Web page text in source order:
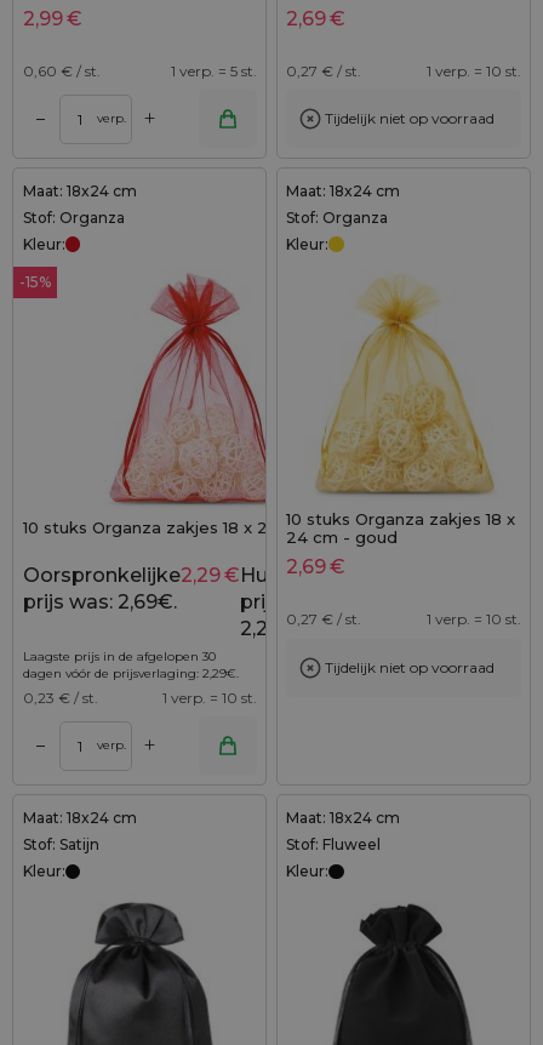
2,99€
0,60 € / st. 1 verp. = 5 st.
– verp. +
2,69€
0,27 € / st. 1 verp. = 10 st.
Tijdelijk niet op voorraad
Maat: 18x24 cm
Stof: Organza
Kleur:
-15%
10 stuks Organza zakjes 18 x 24 cm - rood
2,69
Oorspronkelijke
prijs was: 2,69€.
2,29€Huidige
prijs is:
2,29€.
Laagste prijs in de afgelopen 30
dagen vóór de prijsverlaging: 2,29€.
0,23 € / st. 1 verp. = 10 st.
– verp. +
Maat: 18x24 cm
Stof: Organza
Kleur:
10 stuks Organza zakjes 18 x
24 cm - goud
2,69€
0,27 € / st. 1 verp. = 10 st.
Tijdelijk niet op voorraad
Maat: 18x24 cm
Stof: Satijn
Kleur:
Maat: 18x24 cm
Stof: Fluweel
Kleur: